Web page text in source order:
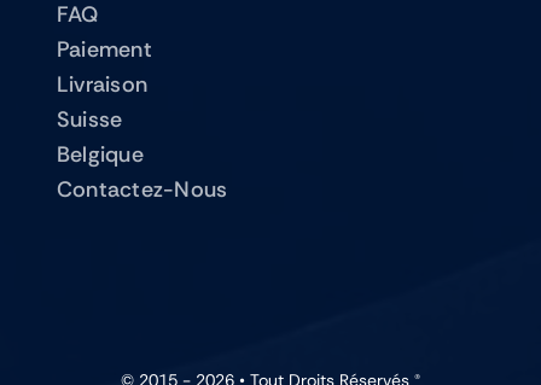
FAQ
Paiement
Livraison
Suisse
Belgique
Contactez-Nous
© 2015 - 2026 • Tout Droits Réservés ®